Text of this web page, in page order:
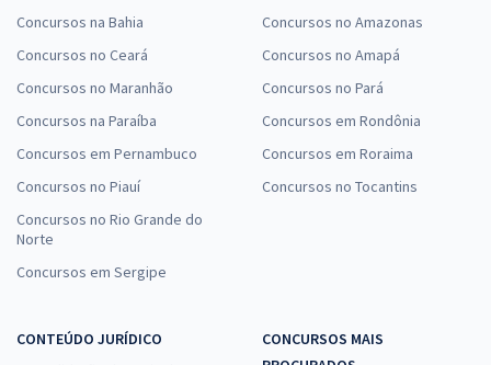
Concursos na Bahia
Concursos no Ceará
Concursos no Maranhão
Concursos na Paraíba
Concursos em Pernambuco
Concursos no Piauí
Concursos no Rio Grande do
Norte
Concursos em Sergipe
Concursos no Amazonas
Concursos no Amapá
Concursos no Pará
Concursos em Rondônia
Concursos em Roraima
Concursos no Tocantins
CONTEÚDO JURÍDICO
CONCURSOS MAIS